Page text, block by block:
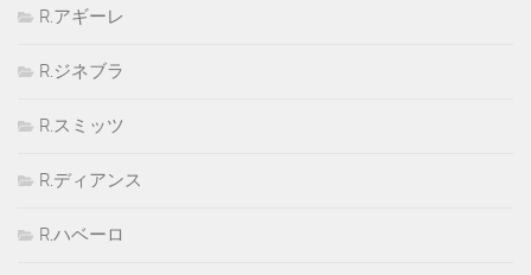
R.アギーレ
R.ジネブラ
R.スミッツ
R.ディアンス
R.ハベーロ